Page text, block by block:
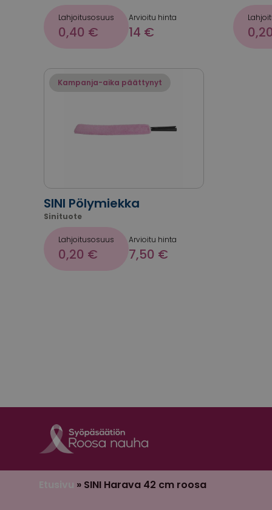
Lahjoitusosuus
0,40 €
Arvioitu hinta
14 €
Kampanja-aika päättynyt
SINI Pölymiekka
Sinituote
Lahjoitusosuus
0,20 €
Arvioitu hinta
7,50 €
» SINI Harava 42 cm roosa